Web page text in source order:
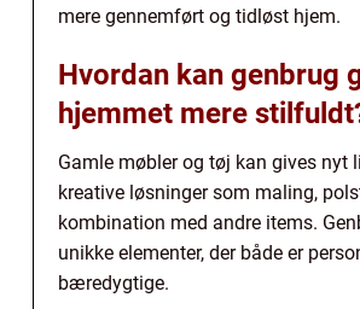
mere gennemført og tidløst hjem.
Hvordan kan genbrug
hjemmet mere
Gamle møbler og tøj kan gives nyt
kreative løsninger som maling,
kombination med andre items.
unikke elementer, der både er
bæredygtige.